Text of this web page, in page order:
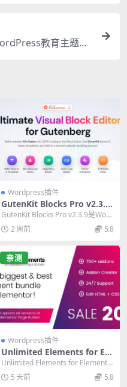
教育主题终
Wordpress插件
GutenKit Blocks Pro v2.3.9
终极指南：WordPress古腾堡
页面构建器必备插件
GutenKit Blocks Pro v2.3.9是Word
Press古腾堡编...
2 周前 5.8
亲测
Wordpress插件
Unlimited Elements for Ele
mentor Pro 终极指南：700
+组件拓展插件（2024最新
版）
Unlimited Elements for Elemento
r Pro 是 E...
5 天前 5.8